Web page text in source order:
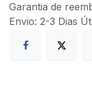
Garantia de
Envio: 2-3 Dias